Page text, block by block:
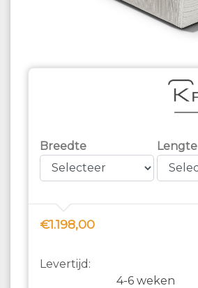
Breedte Lengte
€1.198,00
Levertijd:
4-6 weken